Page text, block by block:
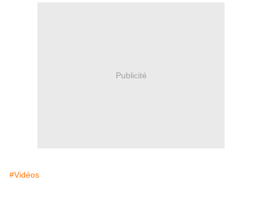
Publicité
#Vidéos